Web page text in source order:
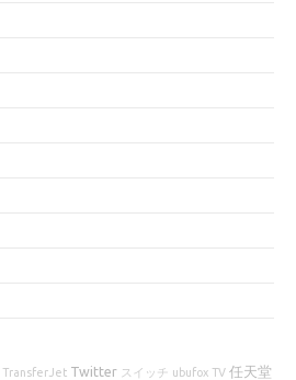
TransferJet Twitter スイッチ ubufox TV 任天堂